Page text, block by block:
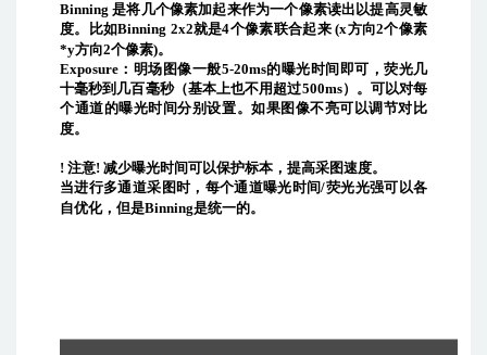
Binning是将几个像素加起来作为一个像素读出以提高灵敏
度。比如Binning 2x2就是4个像素联合起来(x方向2个像素
*y方向2个像素)。
Exposure ： 明场图像一般5-20ms的曝光时间即可，荧光几
十毫秒到几百毫秒（基本上也不用超过500ms）。可以对每
个通道的曝光时间分别设置。如果图像不亮可以调节对比
度。
! 注意! 减少曝光时间可以保护标本，提高采图速度。
当进行多通道采图时，每个通道曝光时间/荧光光强可以各
自优化，但是Binning是统一的。